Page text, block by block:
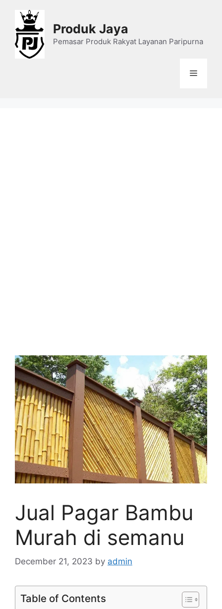
content
Produk Jaya
Pemasar Produk Rakyat Layanan Paripurna
Menu
Jual Pagar Bambu
Murah di semanu
December 21, 2023 by admin
Table of Contents